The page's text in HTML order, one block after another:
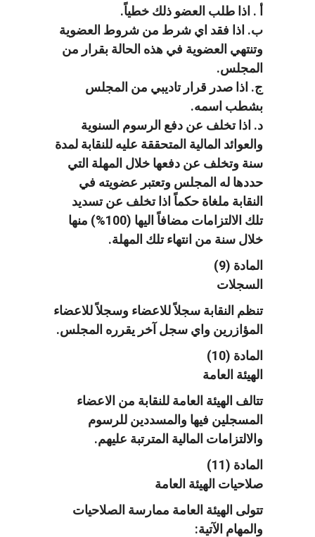
أ . اذا طلب العضو ذلك خطياً.
ب. اذا فقد اي شرط من شروط العضوية
وتنتهي العضوية في هذه الحالة بقرار من
المجلس.
ج. اذا صدر قرار تاديبي من المجلس
بشطب اسمه.
د. اذا تخلف عن دفع الرسوم السنوية
والعوائد المالية المتحققة عليه للنقابة لمدة
سنة وتخلف عن دفعها خلال المهلة التي
حددها له المجلس وتعتبر عضويته في
النقابة ملغاة حكماً اذا تخلف عن تسديد
تلك الالتزامات مضافاً اليها (100%) منها
خلال سنة من انتهاء تلك المهلة.
المادة (9)
السجلات
تنظم النقابة سجلاً للاعضاء وسجلاً للاعضاء
المؤازرين واي سجل آخر يقرره المجلس.
المادة (10)
الهيئة العامة
تتالف الهيئة العامة للنقابة من الاعضاء
المسجلين فيها والمسددين للرسوم
والالتزامات المالية المترتبة عليهم.
المادة (11)
صلاحيات الهيئة العامة
تتولى الهيئة العامة ممارسة الصلاحيات
والمهام الآتية: